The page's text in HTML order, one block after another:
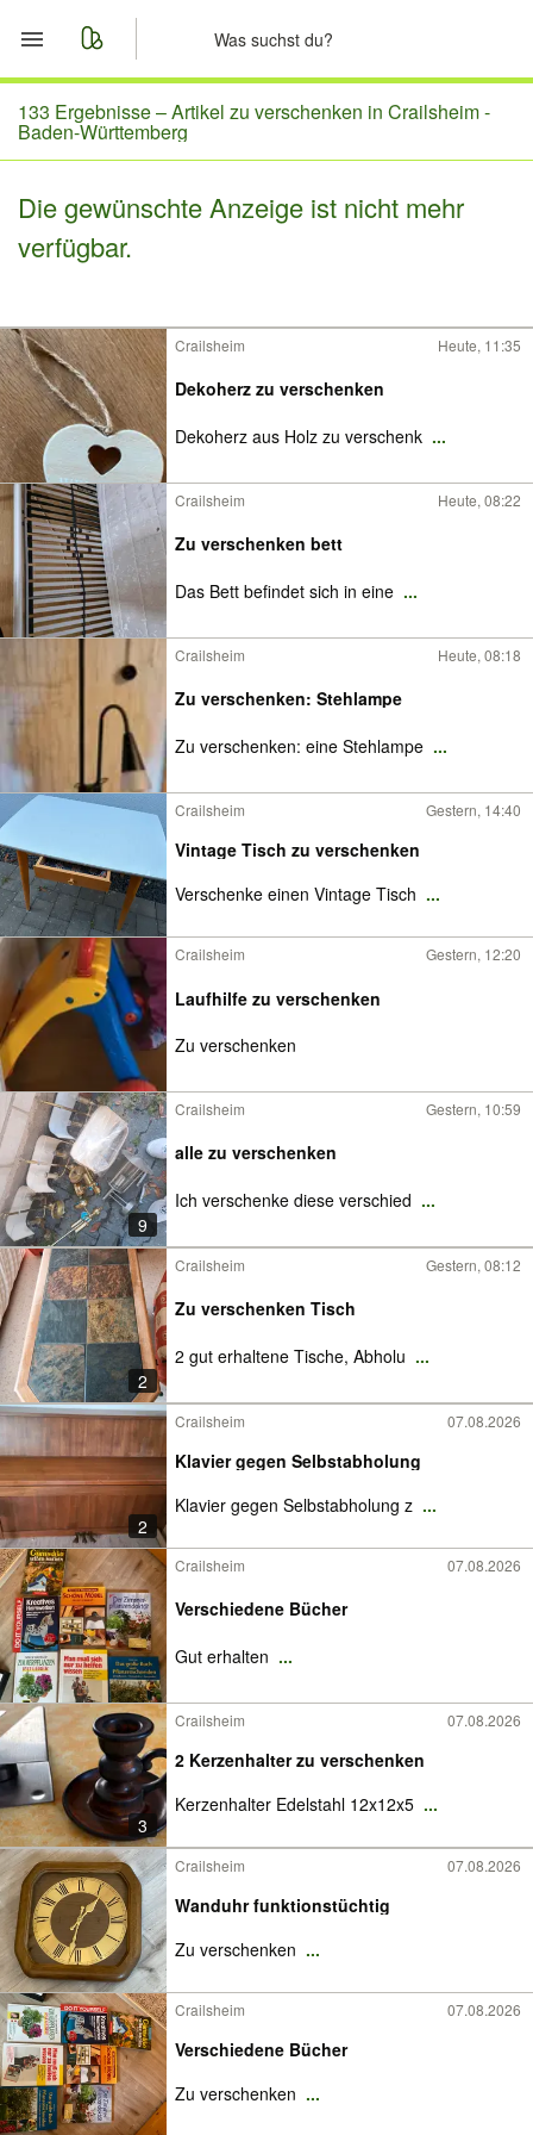
Start
Merkliste
Nachrichten
133 Ergebnisse –Artikel zu verschenken in Crailsheim -
Baden-Württemberg
Die gewünschte Anzeige ist nicht mehr
verfügbar.
Crailsheim Heute, 11:35
Dekoherz zu verschenken
Dekoherz aus Holz zu verschenk ...
Crailsheim Heute, 08:22
Zu verschenken bett
Das Bett befindet sich in eine ...
Crailsheim Heute, 08:18
Zu verschenken: Stehlampe
Zu verschenken: eine Stehlampe ...
Crailsheim Gestern, 14:40
Vintage Tisch zu verschenken
Verschenke einen Vintage Tisch ...
Crailsheim Gestern, 12:20
Laufhilfe zu verschenken
Zu verschenken
9
Crailsheim Gestern, 10:59
alle zu verschenken
Ich verschenke diese verschied ...
2
Crailsheim Gestern, 08:12
Zu verschenken Tisch
2 gut erhaltene Tische, Abholu ...
2
Crailsheim 07.08.2026
Klavier gegen Selbstabholung
Klavier gegen Selbstabholung z ...
Crailsheim 07.08.2026
Verschiedene Bücher
Gut erhalten ...
3
Crailsheim 07.08.2026
2 Kerzenhalter zu verschenken
Kerzenhalter Edelstahl 12x12x5 ...
Crailsheim 07.08.2026
Wanduhr funktionstüchtig
Zu verschenken ...
Crailsheim 07.08.2026
Verschiedene Bücher
Zu verschenken ...